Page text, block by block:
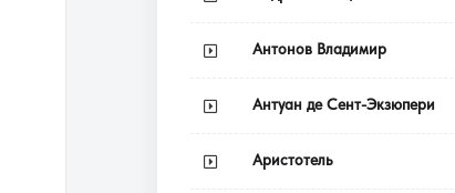
Антонов Владимир
Антуан де Сент-Экзюпери
Аристотель